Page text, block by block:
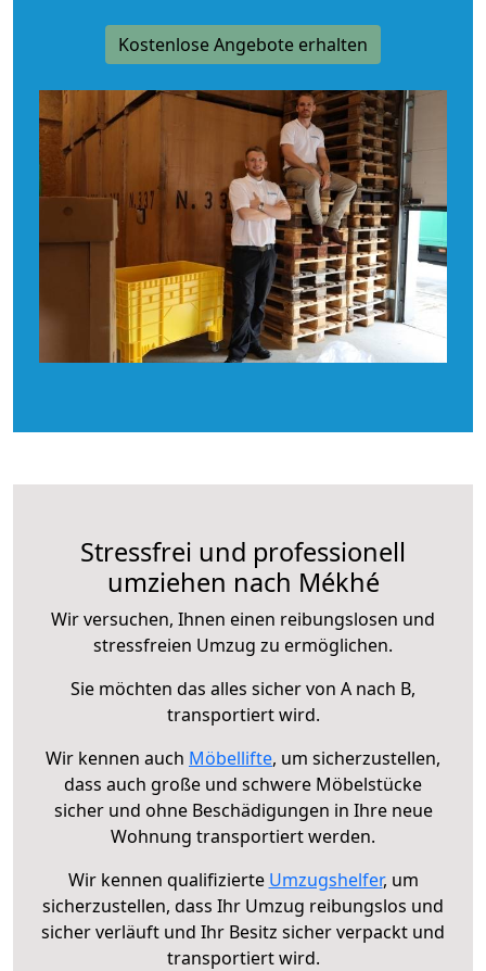
Kostenlose Angebote erhalten
Stressfrei und professionell
umziehen nach Mékhé
Wir versuchen, Ihnen einen reibungslosen und
stressfreien Umzug zu ermöglichen.
Sie möchten das alles sicher von A nach B,
transportiert wird.
Wir kennen auch Möbellifte, um sicherzustellen,
dass auch große und schwere Möbelstücke
sicher und ohne Beschädigungen in Ihre neue
Wohnung transportiert werden.
Wir kennen qualifizierte Umzugshelfer, um
sicherzustellen, dass Ihr Umzug reibungslos und
sicher verläuft und Ihr Besitz sicher verpackt und
transportiert wird.